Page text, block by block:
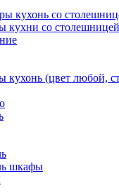
кухонь со
кухни со столешницей
кухонь (цвет любой,
шкафы